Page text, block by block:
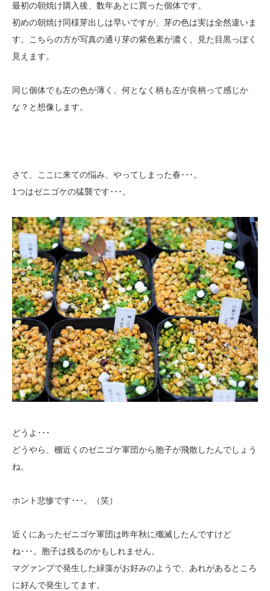
最初の朝焼け購入後、数年あとに買った個体です。
初めの朝焼け同様芽出しは早いですが、芽の色は実は全然違いま
す。こちらの方が写真の通り芽の紫色素が濃く、見た目黒っぽく
見えます。
同じ個体でも左の色が薄く、何となく柄も左が良柄って感じか
な？と想像します。
さて、ここに来ての悩み、やってしまった春･･･。
1つはゼニゴケの猛襲です･･･。
どうよ･･･
どうやら、棚近くのゼニゴケ軍団から胞子が飛散したんでしょう
ね。
ホント悲惨です･･･。（笑）
近くにあったゼニゴケ軍団は昨年秋に殲滅したんですけど
ね･･･。胞子は残るのかもしれません。
マグァンプで発生した緑藻がお好みのようで、あれがあるところ
に好んで発生してます。